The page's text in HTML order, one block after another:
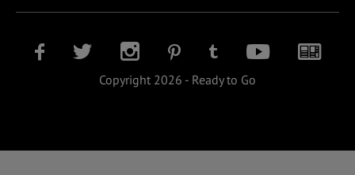
Copyright 2026 - Ready to Go